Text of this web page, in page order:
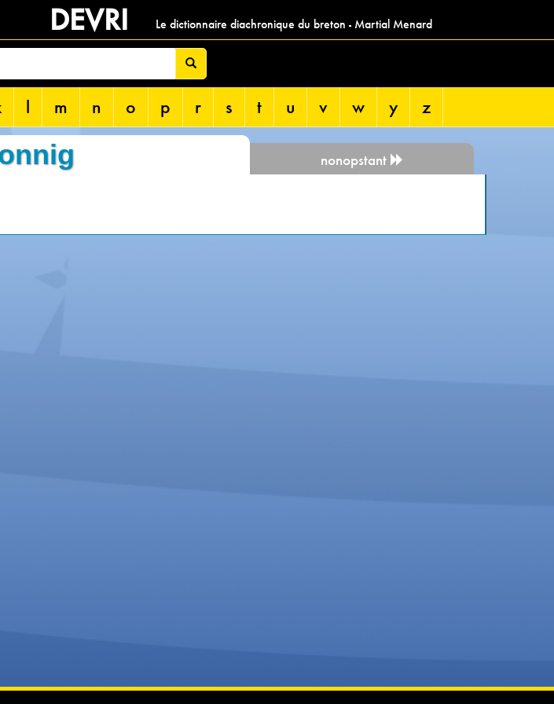
DEVRI Le dictionnaire diachronique du breton - Martial Menard
l m n o p r s t u v w y z
nonopstant